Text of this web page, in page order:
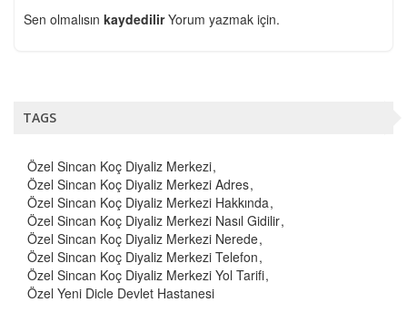
Sen olmalısın kaydedilirYorum yazmak için.
TAGS
Özel Sincan Koç Diyaliz Merkezi
Özel Sincan Koç Diyaliz Merkezi Adres
Özel Sincan Koç Diyaliz Merkezi Hakkında
Özel Sincan Koç Diyaliz Merkezi Nasıl Gidilir
Özel Sincan Koç Diyaliz Merkezi Nerede
Özel Sincan Koç Diyaliz Merkezi Telefon
Özel Sincan Koç Diyaliz Merkezi Yol Tarifi
Özel Yeni Dicle Devlet Hastanesi